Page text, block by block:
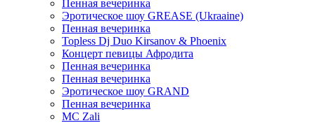
Пенная вечеринка
Эротическое шоу GREASE (Ukraaine)
Пенная вечеринка
Topless Dj Duo Kirsanov & Phoenix
Концерт певицы Афродита
Пенная вечеринка
Пенная вечеринка
Эротическое шоу GRAND
Пенная вечеринка
MC Zali